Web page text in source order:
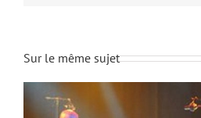
Sur le même sujet